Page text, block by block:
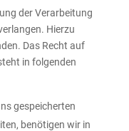
der Verarbeitung
Hierzu
Das Recht auf
in folgenden
gespeicherten
benötigen wir in